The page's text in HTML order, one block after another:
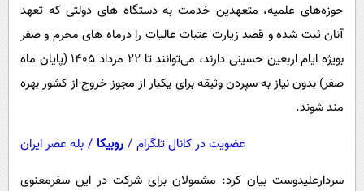
سیاست خارجی
حوزه‌های علمیه، متعهدین خدمت به دستگاه های دولتی که تعهد
آنان ثبت شده و قصد زیارت عتبات عالیات را درماه های محرم و صفر
بویژه ایام اربعین حسینی دارند، می‌توانند تا ۲۲ مرداد ۱۴۰۵ (پایان ماه
صفر) بدون نیاز به سپردن وثیقه برای یکبار از مجوز خروج از کشور بهره
مند شوند.
عضویت در کانال تلگرام / روبیکا / بله عصر ایران
سردارعلیدوست بیان کرد: مشمولان برای شرکت در این سفرمعنوی